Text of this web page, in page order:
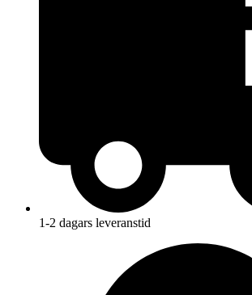
1-2 dagars leveranstid